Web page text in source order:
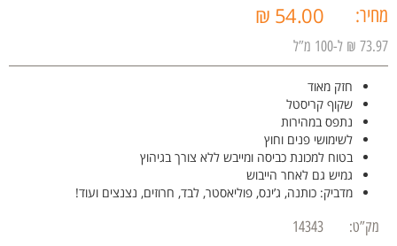
מחיר: ₪ 54.00
73.97 ₪ ל-100 מ”ל
חזק מאוד
שקוף קריסטל
נתפס במהירות
לשימושי פנים וחוץ
בטוח למכונת כביסה ומייבש ללא צורך בגיהוץ
גמיש גם לאחר הייבוש
מדביק: כותנה, ג’ינס, פוליאסטר, לבד, חרוזים, נצנצים ועוד!
מק”ט: 14343